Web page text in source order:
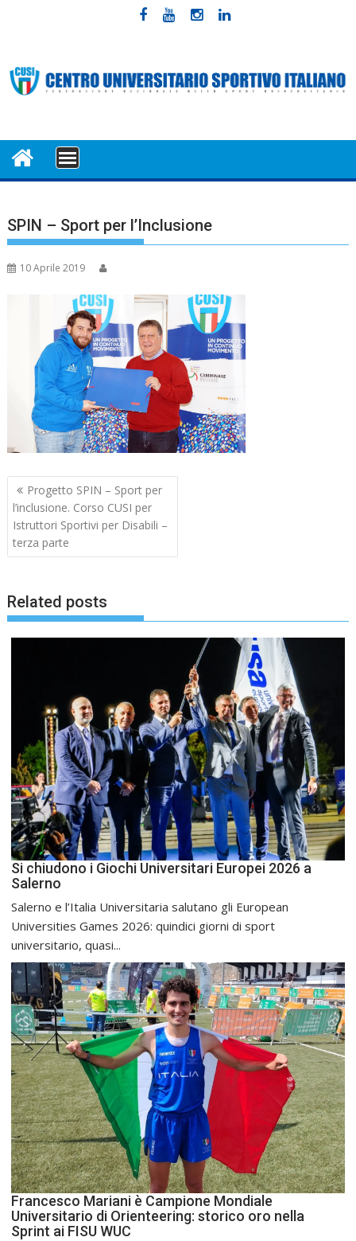
MENU
SPIN – Sport per l’Inclusione
10 Aprile 2019
Navigazione
articoli
Progetto SPIN – Sport per
l’inclusione. Corso CUSI per
Istruttori Sportivi per Disabili –
terza parte
Related posts
Si chiudono i Giochi Universitari Europei 2026 a
Salerno
Salerno e l’Italia Universitaria salutano gli European
Universities Games 2026: quindici giorni di sport
universitario, quasi...
Francesco Mariani è Campione Mondiale
Universitario di Orienteering: storico oro nella
Sprint ai FISU WUC